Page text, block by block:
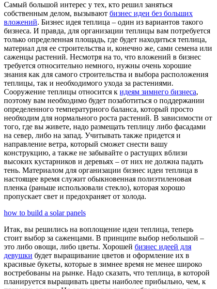
Самый большой интерес у тех, кто решил заняться
собственным делом, вызывают бизнес идеи без больших
вложений. Бизнес идея теплица – один из вариантов такого
бизнеса. И правда, для организации теплицы вам потребуется
только определенная площадь, где будет находиться теплица,
материал для ее строительства и, конечно же, сами семена или
саженцы растений. Несмотря на то, что вложений в бизнес
требуется относительно немного, нужны очень хорошие
знания как для самого строительства и выбора расположения
теплицы, так и необходимого ухода за растениями.
Сооружение теплицы относится к идеям зимнего бизнеса,
поэтому вам необходимо будет позаботиться о поддержании
определенного температурного баланса, который просто
необходим для нормального роста растений. В зависимости от
того, где вы живете, надо размещать теплицу либо фасадами
на север, либо на запад. Учитывать также придется и
направление ветра, который сможет снести вашу
конструкцию, а также не забывайте о растущих вблизи
высоких кустарников и деревьях – от них не должна падать
тень. Материалом для организации бизнес идеи теплица в
настоящее время служит обыкновенная полиэтиленовая
пленка (раньше использовали стекло), которая хорошо
пропускает свет и предохраняет от холода.
how to build a solar panels
Итак, вы решились на воплощение идеи теплица, теперь
стоит выбор за саженцами. В принципе выбор небольшой –
это либо овощи, либо цветы. Хорошей бизнес идеей для
девушки будет выращивание цветов и оформление их в
красивые букеты, которые в зимнее время не менее широко
востребованы на рынке. Надо сказать, что теплица, в которой
планируется выращивать цветы наиболее прибыльно, чем, к